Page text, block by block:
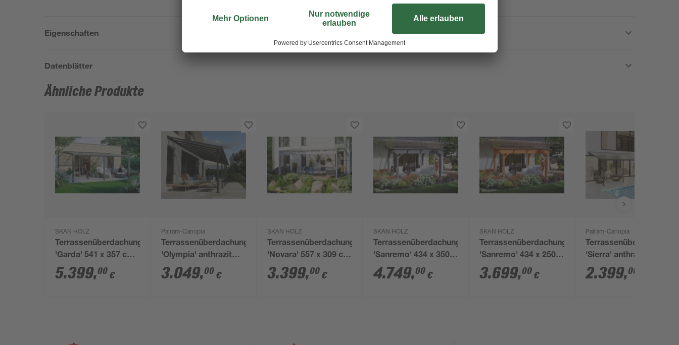
Eigenschaften
Datenblätter
Ähnliche Produkte
SKAN HOLZ
Terrassenüberdachung
'Garda' 541 x 357 cm
Aluminium
Doppelstegplatten
5.399,00 €
Palram-Canopia
Terrassenüberdachung
'Olympia' anthrazit
294 x 860 cm
Polycarbonat
3.049,00 €
SKAN HOLZ
Terrassenüberdachung
'Novara' 557 x 309 cm
Leimholz
Doppelstegplatten
3.399,00 €
SKAN HOLZ
Terrassenüberdachung
'Sanremo' 434 x 350
cm Leimholz
Doppelstegplatten
4.749,00 €
SKAN HOLZ
Terrassenüberdachung
'Sanremo' 434 x 250
cm Leimholz
Doppelstegplatten
3.699,00 €
Palram-Canopia
Terrassenüberdachung
'Sierra' anthrazit 295 x
924 cm Polycarbonat
transparent
2.399,00